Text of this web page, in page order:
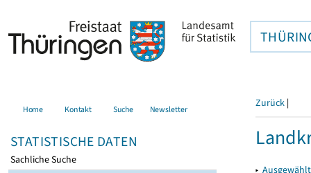
Home Kontakt Suche Newsletter
STATISTISCHE DATEN
Sachliche Suche
Zurück |
▸